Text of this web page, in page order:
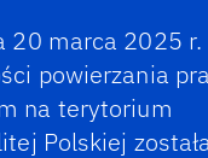
20 marca 2025
powierzania
na terytorium
Polskiej